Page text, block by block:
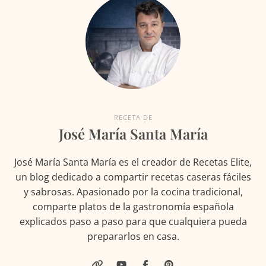
RECETA DE
José María Santa María
José María Santa María es el creador de Recetas Elite,
un blog dedicado a compartir recetas caseras fáciles
y sabrosas. Apasionado por la cocina tradicional,
comparte platos de la gastronomía española
explicados paso a paso para que cualquiera pueda
prepararlos en casa.